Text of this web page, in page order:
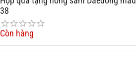
38
Còn hàng